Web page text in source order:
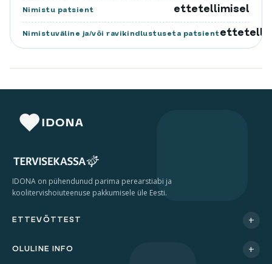
Nimistu patsient ettetellimisel
Nimistuväline ja/või ravikindlustuseta patsient
IDONA on pühendunud parima perearstiabi ja
koolitervishoiuteenuse pakkumisele üle Eesti.
ETTEVÕTTEST +
OLULINE INFO +